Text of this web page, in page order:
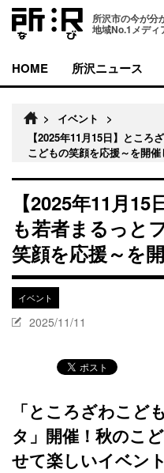
所沢市の今が分
地域No.1メディ
HOME 所沢ニュース
> イベント
>
【2025年11月15日】ところ
こどもの笑顔を応援～を開催
【2025年11月
も若者まるっと
笑顔を応援～を
イベント
2025/11/11
「ところざわこど
タ」開催！秋のこ
せて楽しいイベン